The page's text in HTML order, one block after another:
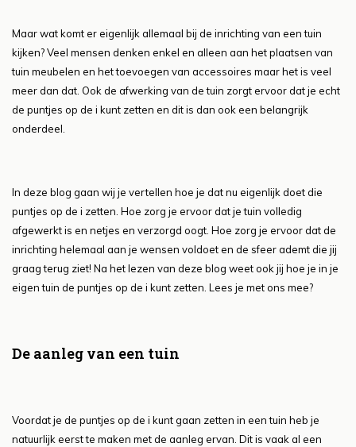
Maar wat komt er eigenlijk allemaal bij de inrichting van een tuin
kijken? Veel mensen denken enkel en alleen aan het plaatsen van
tuin meubelen en het toevoegen van accessoires maar het is veel
meer dan dat. Ook de afwerking van de tuin zorgt ervoor dat je echt
de puntjes op de i kunt zetten en dit is dan ook een belangrijk
onderdeel.
In deze blog gaan wij je vertellen hoe je dat nu eigenlijk doet die
puntjes op de i zetten. Hoe zorg je ervoor dat je tuin volledig
afgewerkt is en netjes en verzorgd oogt. Hoe zorg je ervoor dat de
inrichting helemaal aan je wensen voldoet en de sfeer ademt die jij
graag terug ziet! Na het lezen van deze blog weet ook jij hoe je in je
eigen tuin de puntjes op de i kunt zetten. Lees je met ons mee?
De aanleg van een tuin
Voordat je de puntjes op de i kunt gaan zetten in een tuin heb je
natuurlijk eerst te maken met de aanleg ervan. Dit is vaak al een